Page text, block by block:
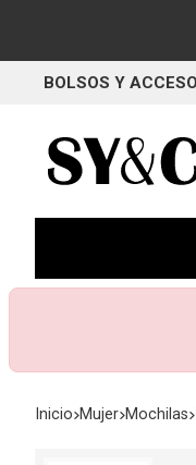
BOLSOS Y
Inicio mujer mochilas